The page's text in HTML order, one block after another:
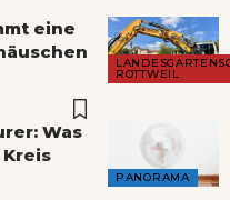
ROTTWEIL
eine
PANORAMA
Was